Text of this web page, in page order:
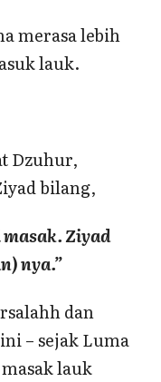
merasa lebih
lauk.
Dzuhur,
bilang,
masak. Ziyad
nya.”
dan
– sejak Luma
lauk